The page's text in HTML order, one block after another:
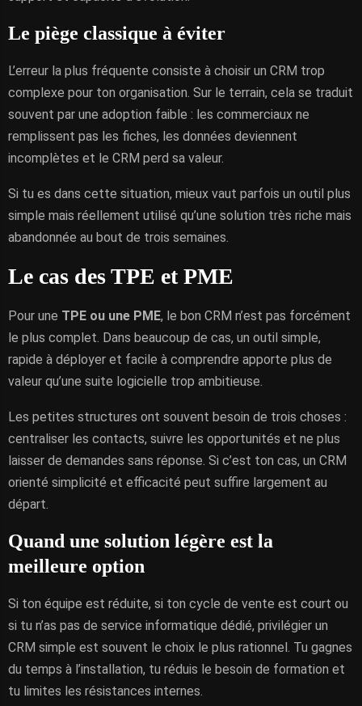
Le piège classique à éviter
L’erreur la plus fréquente consiste à choisir un CRM trop
complexe pour ton organisation. Sur le terrain, cela se traduit
souvent par une adoption faible : les commerciaux ne
remplissent pas les fiches, les données deviennent
incomplètes et le CRM perd sa valeur.
Si tu es dans cette situation, mieux vaut parfois un outil plus
simple mais réellement utilisé qu’une solution très riche mais
abandonnée au bout de trois semaines.
Le cas des TPE et PME
Pour une TPE ou une PME, le bon CRM n’est pas forcément
le plus complet. Dans beaucoup de cas, un outil simple,
rapide à déployer et facile à comprendre apporte plus de
valeur qu’une suite logicielle trop ambitieuse.
Les petites structures ont souvent besoin de trois choses :
centraliser les contacts, suivre les opportunités et ne plus
laisser de demandes sans réponse. Si c’est ton cas, un CRM
orienté simplicité et efficacité peut suffire largement au
départ.
Quand une solution légère est la
meilleure option
Si ton équipe est réduite, si ton cycle de vente est court ou
si tu n’as pas de service informatique dédié, privilégier un
CRM simple est souvent le choix le plus rationnel. Tu gagnes
du temps à l’installation, tu réduis le besoin de formation et
tu limites les résistances internes.